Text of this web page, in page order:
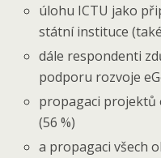
úlohu ICTU jako
státní instituce
dále respondenti
podporu rozvoje
propagaci projektů
(56 %)
a propagaci všech